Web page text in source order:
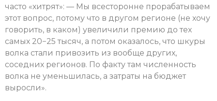
часто «хитрят»: — Мы всесторонне прорабатываем
этот вопрос, потому что в другом регионе (не хочу
говорить, в каком) увеличили премию до тех
самых 20−25 тысяч, а потом оказалось, что шкуры
волка стали привозить из вообще других,
соседних регионов. По факту там численность
волка не уменьшилась, а затраты на бюджет
выросли».